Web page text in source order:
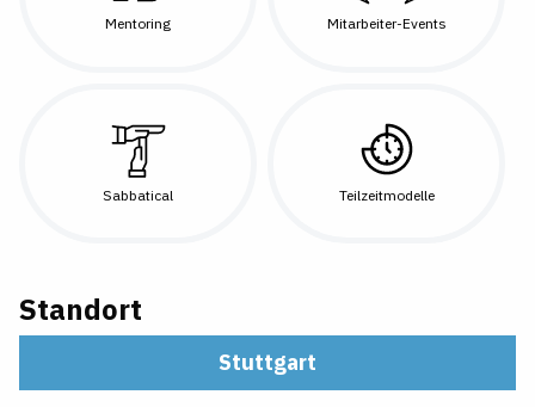
Mentoring Mitarbeiter-Events
Sabbatical Teilzeitmodelle
Standort
Stuttgart